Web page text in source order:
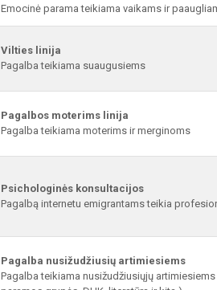
Emocinė parama teikiama vaikams ir
Vilties linija
Pagalba teikiama suaugusiems
Pagalbos moterims linija
Pagalba teikiama moterims ir merginoms
Psichologinės konsultacijos
Pagalbą internetu emigrantams teikia
Pagalba nusižudžiusių artimiesiems
Pagalba teikiama nusižudžiusiųjų